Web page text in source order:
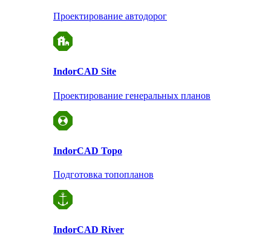
Проектирование автодорог
IndorCAD Site
Проектирование генеральных планов
IndorCAD Topo
Подготовка топопланов
IndorCAD River